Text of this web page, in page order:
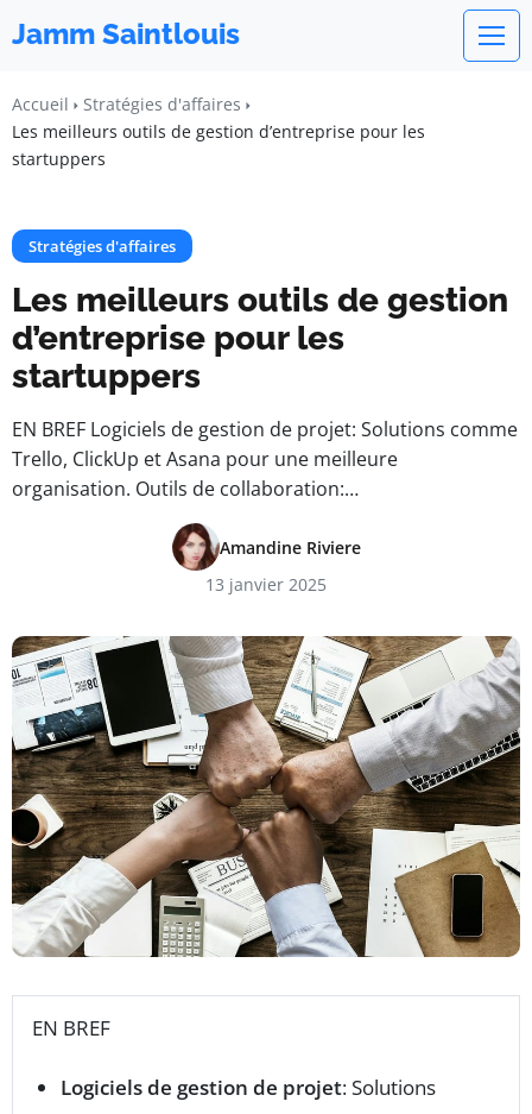
Jamm Saintlouis
Accueil
Stratégies d'affaires
Les meilleurs outils de gestion d’entreprise pour les
startuppers
Stratégies d'affaires
Les meilleurs outils de gestion
d’entreprise pour les
startuppers
EN BREF Logiciels de gestion de projet: Solutions comme
Trello, ClickUp et Asana pour une meilleure
organisation. Outils de collaboration:…
Amandine Riviere
13 janvier 2025
EN BREF
Logiciels de gestion de projet: Solutions